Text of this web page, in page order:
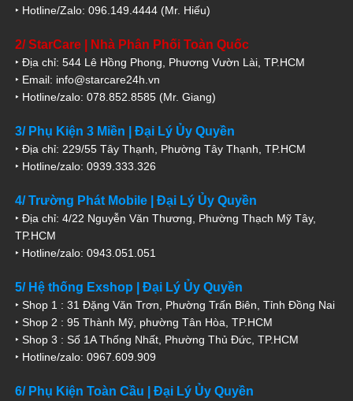
‣ Hotline/Zalo: 096.149.4444 (Mr. Hiếu)
2/ StarCare | Nhà Phân Phối Toàn Quốc
‣ Địa chỉ: 544 Lê Hồng Phong, Phương Vườn Lài, TP.HCM
‣ Email: info@starcare24h.vn
‣ Hotline/zalo: 078.852.8585 (Mr. Giang)
3/ Phụ Kiện 3 Miền | Đại Lý Ủy Quyền
‣ Địa chỉ: 229/55 Tây Thạnh, Phường Tây Thạnh, TP.HCM
‣ Hotline/zalo: 0939.333.326
4/ Trường Phát Mobile | Đại Lý Ủy Quyền
‣ Địa chỉ: 4/22 Nguyễn Văn Thương, Phường Thạch Mỹ Tây,
TP.HCM
‣ Hotline/zalo: 0943.051.051
5/ Hệ thống Exshop | Đại Lý Ủy Quyền
‣ Shop 1 : 31 Đặng Văn Trơn, Phường Trấn Biên, Tỉnh Đồng Nai
‣ Shop 2 : 95 Thành Mỹ, phường Tân Hòa, TP.HCM
‣ Shop 3 : Số 1A Thống Nhất, Phường Thủ Đức, TP.HCM
‣ Hotline/zalo: 0967.609.909
6/ Phụ Kiện Toàn Cầu | Đại Lý Ủy Quyền